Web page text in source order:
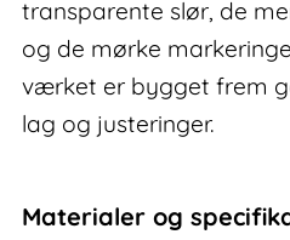
transparente slør, de
og de mørke
værket er bygget frem
lag og justeringer.
Materialer og